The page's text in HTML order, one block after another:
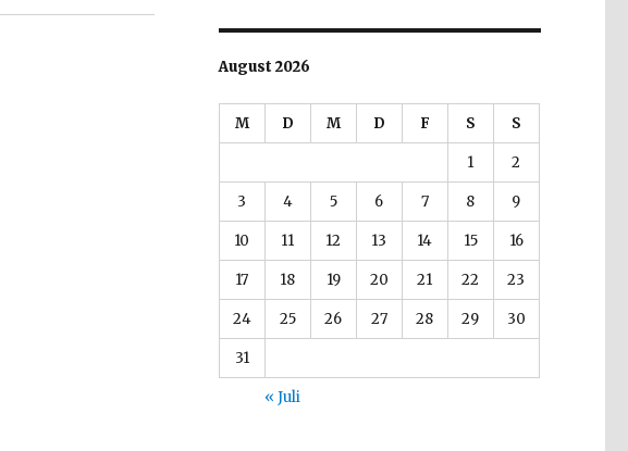
August 2026
M D M D F S S
1 2
3 4 5 6 7 8 9
10 11 12 13 14 15 16
17 18 19 20 21 22 23
24 25 26 27 28 29 30
31
« Juli